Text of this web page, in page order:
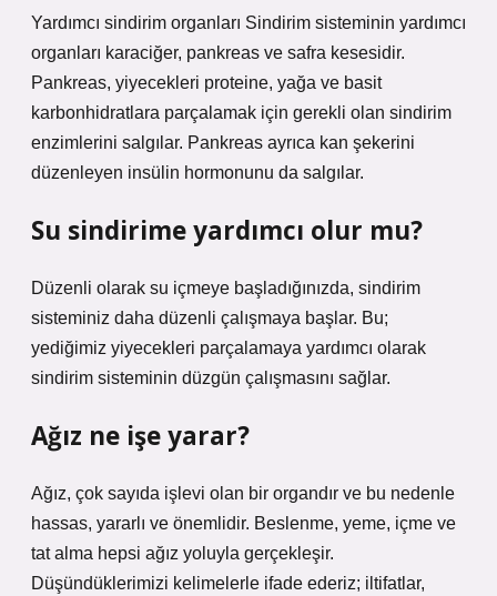
Yardımcı sindirim organları Sindirim sisteminin yardımcı
organları karaciğer, pankreas ve safra kesesidir.
Pankreas, yiyecekleri proteine, yağa ve basit
karbonhidratlara parçalamak için gerekli olan sindirim
enzimlerini salgılar. Pankreas ayrıca kan şekerini
düzenleyen insülin hormonunu da salgılar.
Su sindirime yardımcı olur mu?
Düzenli olarak su içmeye başladığınızda, sindirim
sisteminiz daha düzenli çalışmaya başlar. Bu;
yediğimiz yiyecekleri parçalamaya yardımcı olarak
sindirim sisteminin düzgün çalışmasını sağlar.
Ağız ne işe yarar?
Ağız, çok sayıda işlevi olan bir organdır ve bu nedenle
hassas, yararlı ve önemlidir. Beslenme, yeme, içme ve
tat alma hepsi ağız yoluyla gerçekleşir.
Düşündüklerimizi kelimelerle ifade ederiz; iltifatlar,